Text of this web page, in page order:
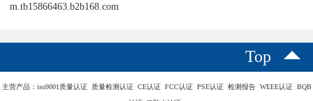
m.tb15866463.b2b168.com
Top
主营产品：iso9001质量认证 质量检测认证 CE认证 FCC认证 PSE认证 检测报告 WEEE认证 BQB